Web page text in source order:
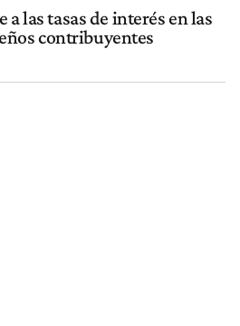
las tasas de interés en las
contribuyentes